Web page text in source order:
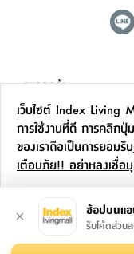
ดูแลลูกค้า
สาขาและการบริการ
ข้อมูลเพิ่มเติม
เว็บไซต์ Index Living
การใช้งานที่ดี การคลิกปุ่
ของเราถือเป็นการยอมรับ
เตือนภัย!! อย่าหลงเชื่อ
ช้อปบนแ
รับโค้ดส่วน